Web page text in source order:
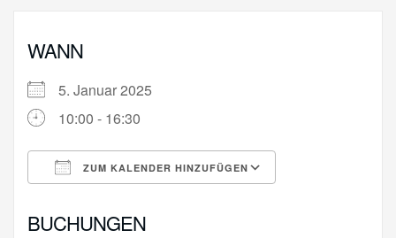
WANN
5. Januar 2025
10:00 - 16:30
ZUM KALENDER HINZUFÜGEN
BUCHUNGEN